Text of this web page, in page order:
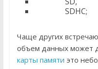
SDHC;
Чаще других
объем данных может
карты памяти это